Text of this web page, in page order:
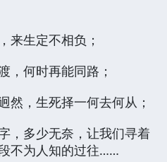
来生定不相负；
，何时再能同路；
然，生死择一何去何从；
，多少无奈，让我们寻着
不为人知的过往……